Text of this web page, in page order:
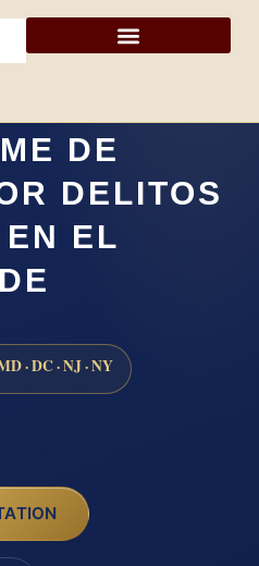
DE
DELITOS
EL
· DC · NJ · NY